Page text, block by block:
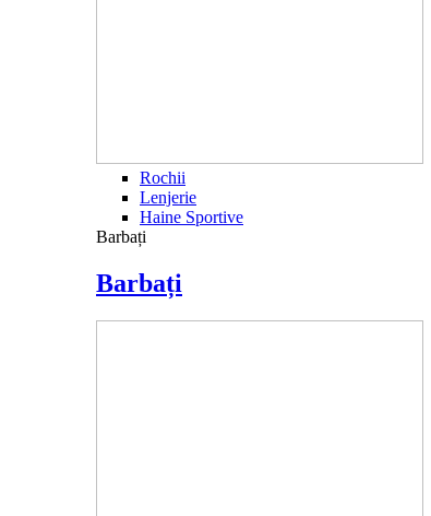
Rochii
Lenjerie
Haine Sportive
Barbați
Barbați